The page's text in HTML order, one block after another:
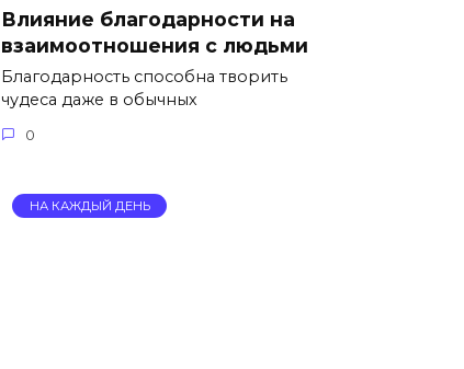
Влияние благодарности на
взаимоотношения с людьми
Благодарность способна творить
чудеса даже в обычных
0
НА КАЖДЫЙ ДЕНЬ